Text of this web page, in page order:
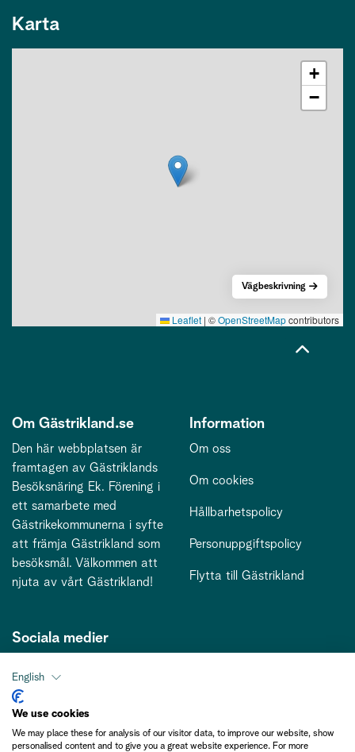
Karta
+
−
Leaflet | ©OpenStreetMapcontributors
Vägbeskrivning
Om Gästrikland.se
Den här webbplatsen är
framtagen av Gästriklands
Besöksnäring Ek. Förening i
ett samarbete med
Gästrikekommunerna i syfte
att främja Gästrikland som
besöksmål. Välkommen att
njuta av vårt Gästrikland!
Information
Om oss
Om cookies
Hållbarhetspolicy
Personuppgiftspolicy
Flytta till Gästrikland
Sociala medier
Kontakt
kontakt@gastriklandsbesoksnaring.se
English
We use cookies
We may place these for analysis of our visitor data, to improve our website, show
personalised content and to give you a great website experience. For more